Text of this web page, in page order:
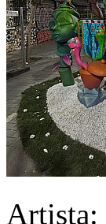
Artista: